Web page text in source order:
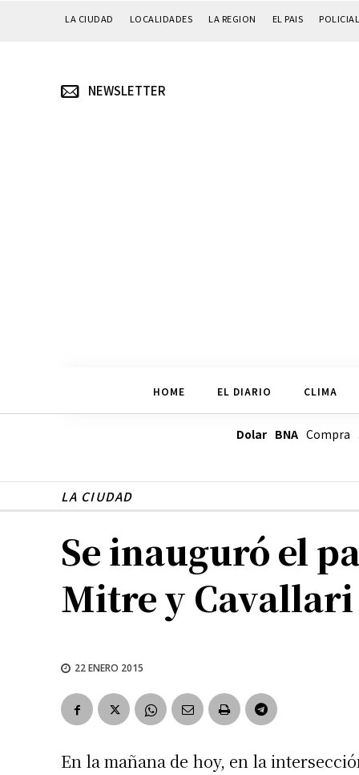
LA CIUDAD LOCALIDADES LA REGION EL PAIS
NEWSLETTER
HOME EL DIARIO CLIMA
Dolar BNACompra
LA CIUDAD
Se inauguró el
Mitre y Cavallari
22 ENERO 2015
En la mañana de hoy, en la